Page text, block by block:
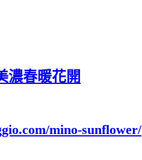
濃春暖花開
mino-sunflower/